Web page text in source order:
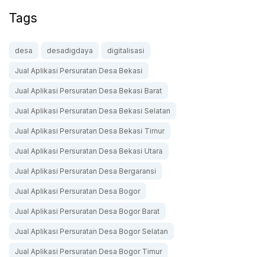
Tags
desa desadigdaya digitalisasi
Jual Aplikasi Persuratan Desa Bekasi
Jual Aplikasi Persuratan Desa Bekasi Barat
Jual Aplikasi Persuratan Desa Bekasi Selatan
Jual Aplikasi Persuratan Desa Bekasi Timur
Jual Aplikasi Persuratan Desa Bekasi Utara
Jual Aplikasi Persuratan Desa Bergaransi
Jual Aplikasi Persuratan Desa Bogor
Jual Aplikasi Persuratan Desa Bogor Barat
Jual Aplikasi Persuratan Desa Bogor Selatan
Jual Aplikasi Persuratan Desa Bogor Timur